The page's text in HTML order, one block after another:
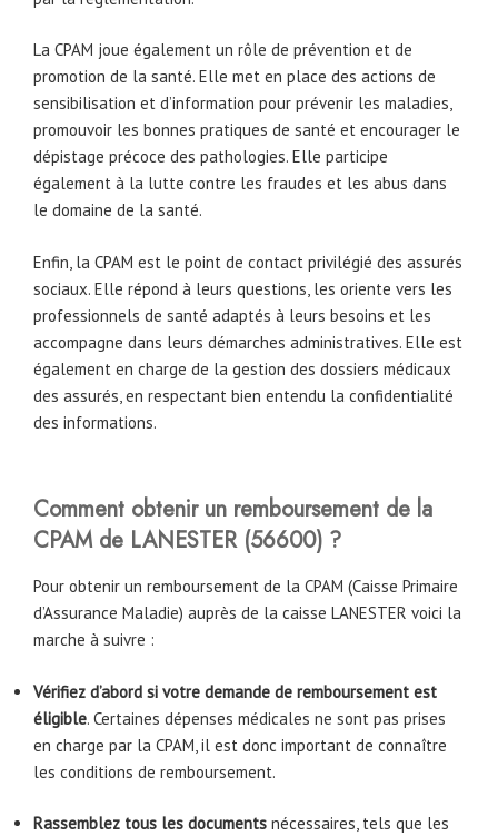
La CPAM joue également un rôle de prévention et de
promotion de la santé. Elle met en place des actions de
sensibilisation et d’information pour prévenir les maladies,
promouvoir les bonnes pratiques de santé et encourager le
dépistage précoce des pathologies. Elle participe
également à la lutte contre les fraudes et les abus dans
le domaine de la santé.
Enfin, la CPAM est le point de contact privilégié des assurés
sociaux. Elle répond à leurs questions, les oriente vers les
professionnels de santé adaptés à leurs besoins et les
accompagne dans leurs démarches administratives. Elle est
également en charge de la gestion des dossiers médicaux
des assurés, en respectant bien entendu la confidentialité
des informations.
Comment obtenir un remboursement de la
CPAM de LANESTER (56600) ?
Pour obtenir un remboursement de la CPAM (Caisse Primaire
d’Assurance Maladie) auprès de la caisse LANESTER voici la
marche à suivre :
Vérifiez d’abord si votre demande de remboursement est
éligible. Certaines dépenses médicales ne sont pas prises
en charge par la CPAM, il est donc important de connaître
les conditions de remboursement.
Rassemblez tous les documents nécessaires, tels que les